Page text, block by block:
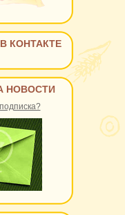
КОНТАКТЕ
НОВОСТИ